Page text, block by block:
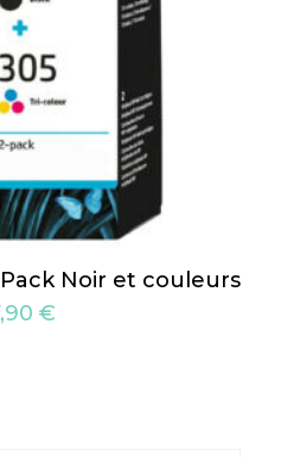
Noir et couleurs
€